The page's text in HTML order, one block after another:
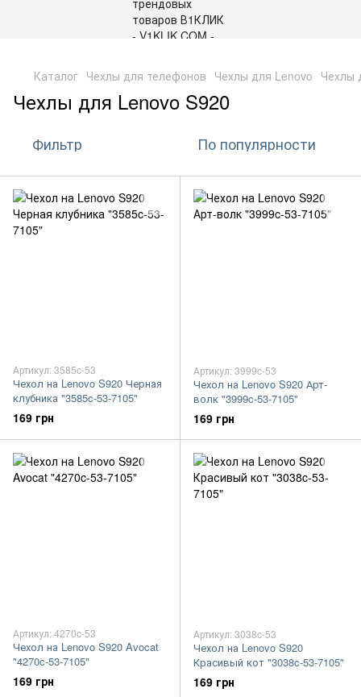
Каталог Чехлы для телефонов Чехлы для Lenovo Чехлы
Чехлы для Lenovo S920
Фильтр По популярности
Артикул: 3585c-53
Чехол на Lenovo S920 Черная
клубника "3585c-53-7105"
169 грн
Артикул: 3999c-53
Чехол на Lenovo S920 Арт-
волк "3999c-53-7105"
169 грн
Артикул: 4270c-53
Чехол на Lenovo S920 Avocat
"4270c-53-7105"
169 грн
Артикул: 3038c-53
Чехол на Lenovo S920
Красивый кот "3038c-53-7105"
169 грн